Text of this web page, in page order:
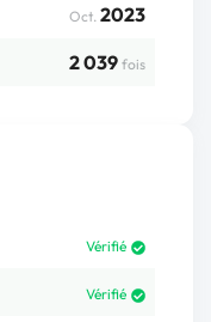
Oct. 2023
2 039 fois
Vérifié
Vérifié